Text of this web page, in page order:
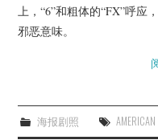
上，“6”和粗体的“FX”呼应
邪恶意味。
海报剧照 AMERICAN